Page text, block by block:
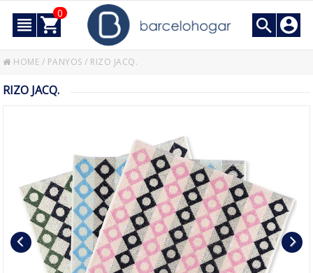
0
HOME / PANYOS / RIZO JACQ.
RIZO JACQ.